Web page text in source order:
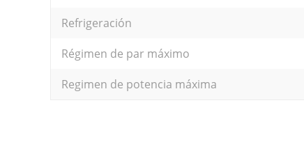
Refrigeración
Régimen de par máximo
Regimen de potencia máxima